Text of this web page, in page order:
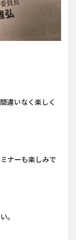
違いなく楽しく
ナーも楽しみで
。